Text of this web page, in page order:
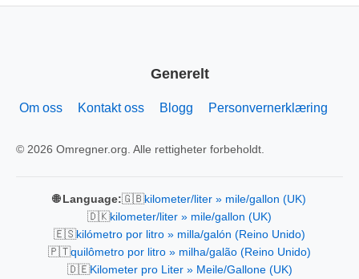
Generelt
Om oss Kontakt oss Blogg Personvernerklæring
© 2026 Omregner.org. Alle rettigheter forbeholdt.
🌐 Language:🇬🇧kilometer/liter » mile/gallon (UK)
🇩🇰kilometer/liter » mile/gallon (UK)
🇪🇸kilómetro por litro » milla/galón (Reino Unido)
🇵🇹quilômetro por litro » milha/galão (Reino Unido)
🇩🇪Kilometer pro Liter » Meile/Gallone (UK)